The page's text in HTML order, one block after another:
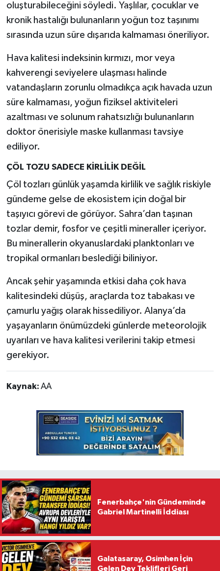
oluşturabileceğini söyledi. Yaşlılar, çocuklar ve
kronik hastalığı bulunanların yoğun toz taşınımı
sırasında uzun süre dışarıda kalmaması öneriliyor.
Hava kalitesi indeksinin kırmızı, mor veya
kahverengi seviyelere ulaşması halinde
vatandaşların zorunlu olmadıkça açık havada uzun
süre kalmaması, yoğun fiziksel aktiviteleri
azaltması ve solunum rahatsızlığı bulunanların
doktor önerisiyle maske kullanması tavsiye
ediliyor.
ÇÖL TOZU SADECE KİRLİLİK DEĞİL
Çöl tozları günlük yaşamda kirlilik ve sağlık riskiyle
gündeme gelse de ekosistem için doğal bir
taşıyıcı görevi de görüyor. Sahra’dan taşınan
tozlar demir, fosfor ve çeşitli mineraller içeriyor.
Bu minerallerin okyanuslardaki planktonları ve
tropikal ormanları beslediği biliniyor.
Ancak şehir yaşamında etkisi daha çok hava
kalitesindeki düşüş, araçlarda toz tabakası ve
çamurlu yağış olarak hissediliyor. Alanya’da
yaşayanların önümüzdeki günlerde meteorolojik
uyarıları ve hava kalitesi verilerini takip etmesi
gerekiyor.
Kaynak: AA
Fenerbahçe'nin Gündeminde
Gabriel Martinelli İddiası
Galatasaray, Osimhen İçin
Gelen Dev Teklifleri Geri